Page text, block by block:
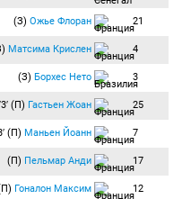
(З) Ожье Флоран 21
Матсима Крислен 4
(З) Борхес Нето 3
(П) Гастьен Жоан 25
(П) Маньен Йоанн 7
(П) Пельмар Анди 17
Гоналон Максим 12